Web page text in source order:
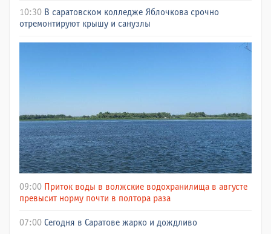
10:30 В саратовском колледже Яблочкова срочно
отремонтируют крышу и санузлы
09:00 Приток воды в волжские водохранилища в августе
превысит норму почти в полтора раза
07:00 Сегодня в Саратове жарко и дождливо